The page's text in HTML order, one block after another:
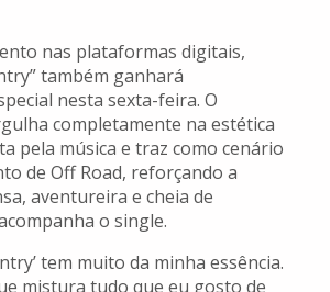
nas plataformas digitais,
também ganhará
nesta sexta-feira. O
completamente na estética
pela música e traz como cenário
de Off Road, reforçando a
aventureira e cheia de
o single.
tem muito da minha essência.
mistura tudo que eu gosto de